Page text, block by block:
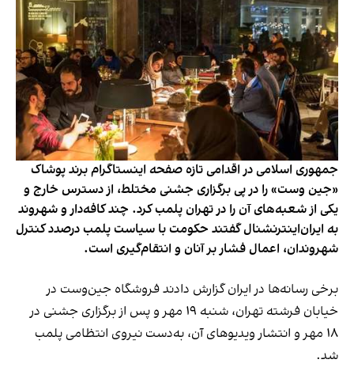
جمهوری اسلامی در اقدامی تازه صفحه اینستاگرام برند پوشاک
«جین وست» را در پی برگزاری جشنی مختلط، از دسترس خارج و
یکی از شعبه‌های آن را در تهران پلمب کرد. چند کافه‌‌دار و شهروند
به ایران‌اینترنشنال گفتند حکومت با سیاست پلمب درصدد کنترل
شهروندان، اعمال فشار بر آنان و انتقام‌گیری است.
برخی رسانه‌ها در ایران گزارش دادند فروشگاه جین‌وست در
خیابان فرشته تهران، شنبه ۱۹ مهر و پس از برگزاری جشنی در
۱۸ مهر و انتشار ویدیوهای آن، به‌دست نیروی انتظامی پلمب
شد.